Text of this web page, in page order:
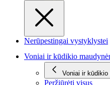
Nerūpestingai vystyklystei
Voniai ir kūdikio
Voniai ir kūdikio
Peržiūrėti visus